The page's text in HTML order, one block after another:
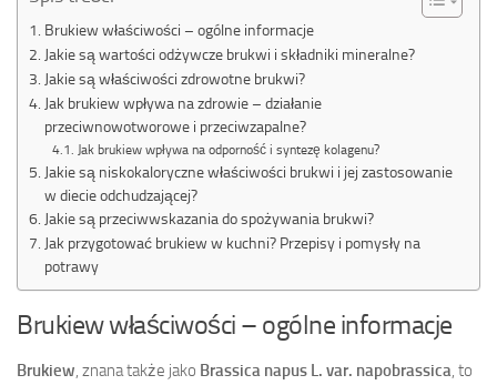
Brukiew właściwości – ogólne informacje
Jakie są wartości odżywcze brukwi i składniki mineralne?
Jakie są właściwości zdrowotne brukwi?
Jak brukiew wpływa na zdrowie – działanie
przeciwnowotworowe i przeciwzapalne?
Jak brukiew wpływa na odporność i syntezę kolagenu?
Jakie są niskokaloryczne właściwości brukwi i jej zastosowanie
w diecie odchudzającej?
Jakie są przeciwwskazania do spożywania brukwi?
Jak przygotować brukiew w kuchni? Przepisy i pomysły na
potrawy
Brukiew właściwości – ogólne informacje
Brukiew, znana także jako Brassica napus L. var. napobrassica, to